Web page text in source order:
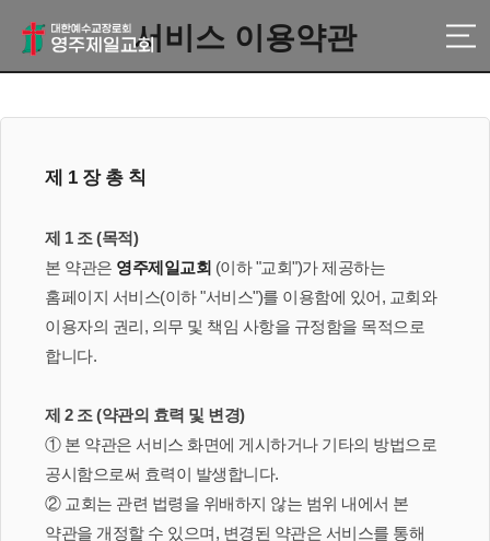
서비스 이용약관
제 1 장 총 칙
제 1 조 (목적)
본 약관은 영주제일교회 (이하 "교회")가 제공하는
홈페이지 서비스(이하 "서비스")를 이용함에 있어, 교회와
이용자의 권리, 의무 및 책임 사항을 규정함을 목적으로
합니다.
제 2 조 (약관의 효력 및 변경)
① 본 약관은 서비스 화면에 게시하거나 기타의 방법으로
공시함으로써 효력이 발생합니다.
② 교회는 관련 법령을 위배하지 않는 범위 내에서 본
약관을 개정할 수 있으며, 변경된 약관은 서비스를 통해